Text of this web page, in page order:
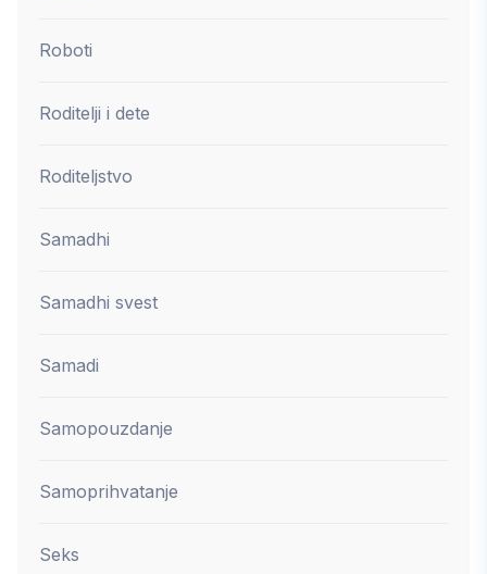
Roboti
Roditelji i dete
Roditeljstvo
Samadhi
Samadhi svest
Samadi
Samopouzdanje
Samoprihvatanje
Seks